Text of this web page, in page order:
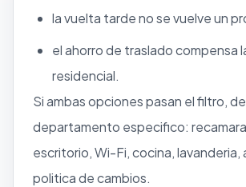
la vuelta tarde no se vuelve un
el ahorro de traslado compensa
residencial.
Si ambas opciones pasan el filtro,
departamento especifico:
escritorio, Wi-Fi, cocina, lavanderia,
politica de cambios.